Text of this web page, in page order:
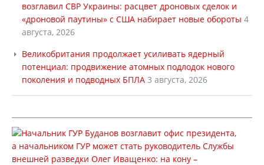
возглавил СВР Украины: расцвет дроновых сделок и
«дроновой паутины» с США набирает новые обороты 4
августа, 2026
Великобритания продолжает усиливать ядерный
потенциал: продвижение атомных подлодок нового
поколения и подводных БПЛА 3 августа, 2026